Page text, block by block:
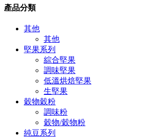
產品分類
其他
其他
堅果系列
綜合堅果
調味堅果
低溫烘焙堅果
生堅果
穀物穀粉
調味粉
穀物/穀物粉
純豆系列